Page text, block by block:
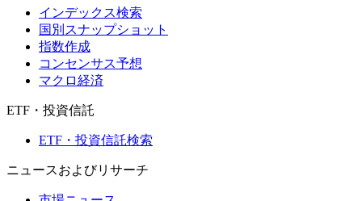
インデックス検索
国別スナップショット
指数作成
コンセンサス予想
マクロ経済
ETF・投資信託
ETF・投資信託検索
ニュースおよびリサーチ